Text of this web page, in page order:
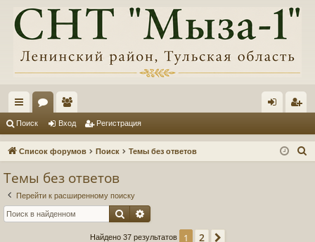
с
ы ум
ол
ьз
ел
д ис
Поиск Вход Регистрация
Список форумов Поиск Темы без ответов
Темы без ответов
Перейти к расширенному поиску
Поиск
Найдено 37 результатов 1 2